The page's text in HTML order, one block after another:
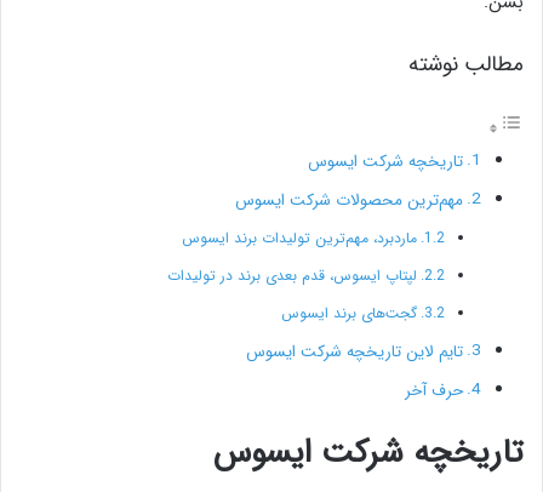
مطالب نوشته
تاریخچه شرکت ایسوس
مهم‌ترین محصولات شرکت ایسوس
ماردبرد، مهم‌ترین تولیدات برند ایسوس
لپتاپ ایسوس، قدم بعدی برند در تولیدات
گجت‌های برند ایسوس
تایم لاین تاریخچه شرکت ایسوس
حرف آخر
تاریخچه شرکت ایسوس